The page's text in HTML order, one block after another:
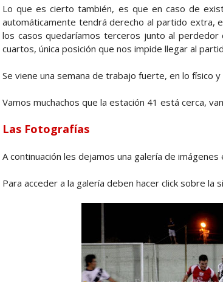
Lo que es cierto también, es que en caso de
automáticamente tendrá derecho al partido extra,
los casos quedaríamos terceros junto al
cuartos, única posición que nos impide llegar al
Se viene una semana de trabajo fuerte, en lo físico y
Vamos muchachos que la estación 41 está cerca,
Las Fotografías
A continuación les dejamos una galería de
Para acceder a la galería deben hacer click sobre la